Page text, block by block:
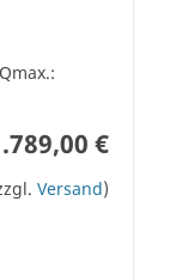
€
Versand)